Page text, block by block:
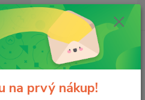
Menu
ks
za0 €
na prvý nákup!